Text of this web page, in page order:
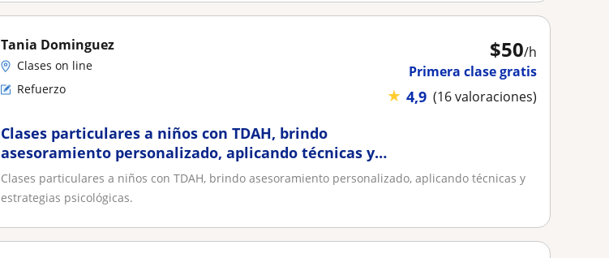
$50/h
Primera clase gratis
★ 4,9 (16 valoraciones)
Tania Dominguez
Clases on line
Refuerzo
Clases particulares a niños con TDAH, brindo
asesoramiento personalizado, aplicando técnicas y
estrategias psicológicas
Clases particulares a niños con TDAH, brindo asesoramiento personalizado, aplicando técnicas y
estrategias psicológicas.